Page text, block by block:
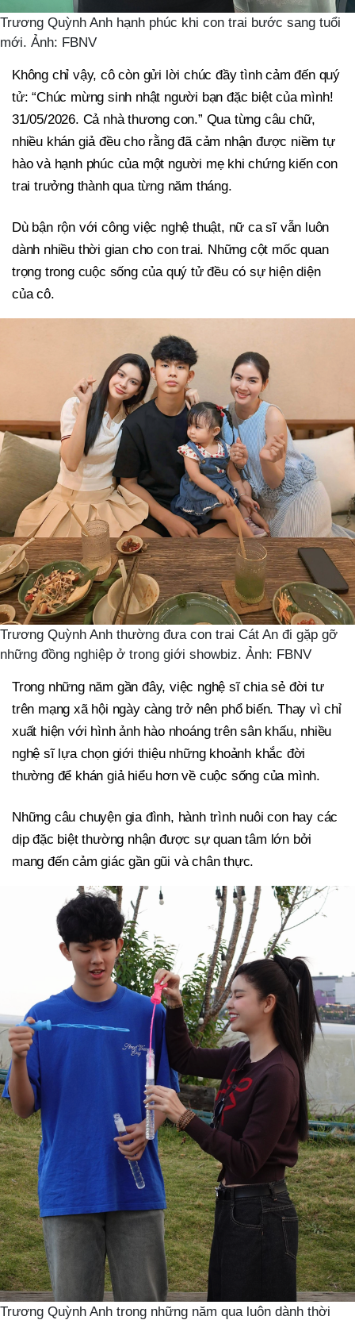
Trương Quỳnh Anh hạnh phúc khi con trai bước sang tuổi
mới. Ảnh: FBNV
Không chỉ vậy, cô còn gửi lời chúc đầy tình cảm đến quý
tử: “Chúc mừng sinh nhật người bạn đặc biệt của mình!
31/05/2026. Cả nhà thương con.” Qua từng câu chữ,
nhiều khán giả đều cho rằng đã cảm nhận được niềm tự
hào và hạnh phúc của một người mẹ khi chứng kiến con
trai trưởng thành qua từng năm tháng.
Dù bận rộn với công việc nghệ thuật, nữ ca sĩ vẫn luôn
dành nhiều thời gian cho con trai. Những cột mốc quan
trọng trong cuộc sống của quý tử đều có sự hiện diện
của cô.
Trương Quỳnh Anh thường đưa con trai Cát An đi gặp gỡ
những đồng nghiệp ở trong giới showbiz. Ảnh: FBNV
Trong những năm gần đây, việc nghệ sĩ chia sẻ đời tư
trên mạng xã hội ngày càng trở nên phổ biến. Thay vì chỉ
xuất hiện với hình ảnh hào nhoáng trên sân khấu, nhiều
nghệ sĩ lựa chọn giới thiệu những khoảnh khắc đời
thường để khán giả hiểu hơn về cuộc sống của mình.
Những câu chuyện gia đình, hành trình nuôi con hay các
dịp đặc biệt thường nhận được sự quan tâm lớn bởi
mang đến cảm giác gần gũi và chân thực.
Trương Quỳnh Anh trong những năm qua luôn dành thời